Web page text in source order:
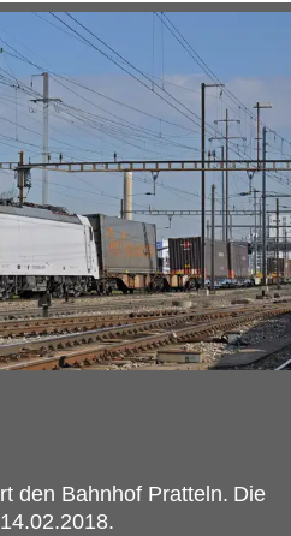
den Bahnhof Pratteln. Die